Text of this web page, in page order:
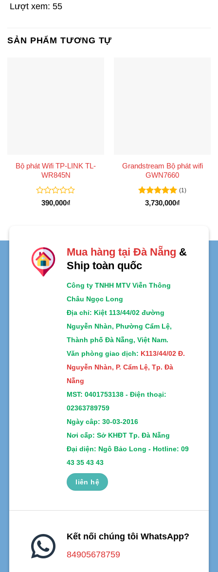
Lượt xem: 55
SẢN PHẨM TƯƠNG TỰ
Bộ phát Wifi TP-LINK TL-
WR845N
Được
390,000₫
Grandstream Bộ phát wifi
GWN7660
Được xếp
(1)
3,730,000₫
Mua hàng tại Đà Nẵng &
Ship toàn quốc
Công ty TNHH MTV Viễn Thông
Châu Ngọc Long
Địa chỉ: Kiệt 113/44/02 đường
Nguyễn Nhàn, Phường Cẩm Lệ,
Thành phố Đà Nẵng, Việt Nam.
Văn phòng giao dịch: K113/44/02 Đ.
Nguyễn Nhàn, P. Cẩm Lệ, Tp. Đà
Nẵng
MST: 0401753138 - Điện thoại:
02363789759
Ngày câp: 30-03-2016
Nơi cấp: Sở KHĐT Tp. Đà Nẵng
Đại diện: Ngô Bảo Long - Hotline: 09
43 35 43 43
liên hệ
Kết nối chúng tôi WhatsApp?
84905678759